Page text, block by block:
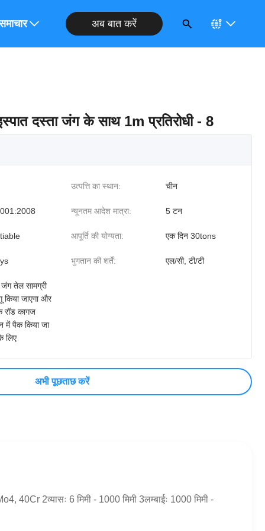
करें अब बात करें
दस्ता जंग के साथ 1m प्रतिरोधी - 8
उत्पत्ति का स्थान: चीन
न्यूनतम आदेश मात्रा: 5 टन
आपूर्ति की योग्यता: एक दिन 30tons
भुगतान की शर्तें: एल/सी, टी/टी
जंग तेल सामग्री
किया जाएगा और
रॉड कागज
में पैक किया जा
लिए
अभी पूछताछ करें
40Cr 2व्यासः 6 मिमी - 1000 मिमी 3लम्बाईः 1000 मिमी -